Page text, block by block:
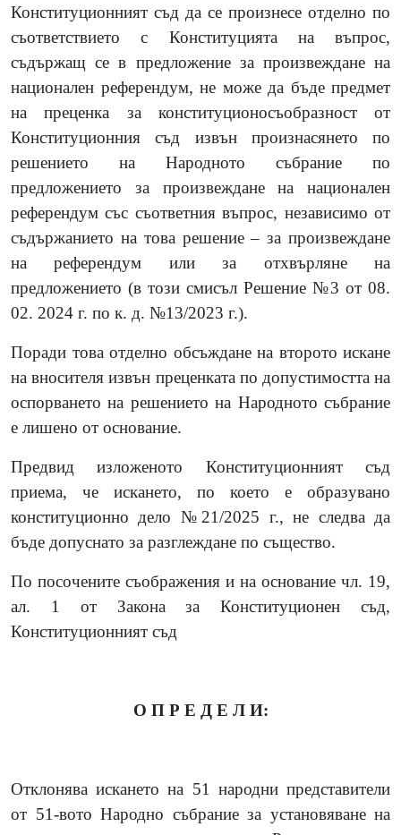
Конституционният съд да се произнесе отделно по
съответствието с Конституцията на въпрос,
съдържащ се в предложение за произвеждане на
национален референдум, не може да бъде предмет
на преценка за конституционосъобразност от
Конституционния съд извън произнасянето по
решението на Народното събрание по
предложението за произвеждане на национален
референдум със съответния въпрос, независимо от
съдържанието на това решение – за произвеждане
на референдум или за отхвърляне на
предложението (в този смисъл Решение №3 от 08.
02. 2024 г. по к. д. №13/2023 г.).
Поради това отделно обсъждане на второто искане
на вносителя извън преценката по допустимостта на
оспорването на решението на Народното събрание
е лишено от основание.
Предвид изложеното Конституционният съд
приема, че искането, по което е образувано
конституционно дело №21/2025 г., не следва да
бъде допуснато за разглеждане по същество.
По посочените съображения и на основание чл. 19,
ал. 1 от Закона за Конституционен съд,
Конституционният съд
О П Р Е Д Е Л И:
Отклоняваискането на 51 народни представители
от 51-вото Народно събрание за установяване на